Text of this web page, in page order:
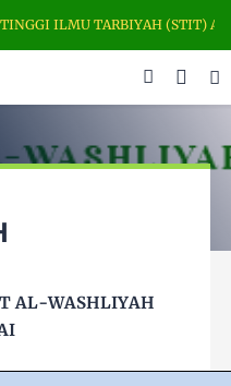
ILMU TARBIYAH (STIT) AL-
AL-WASHLIYAH